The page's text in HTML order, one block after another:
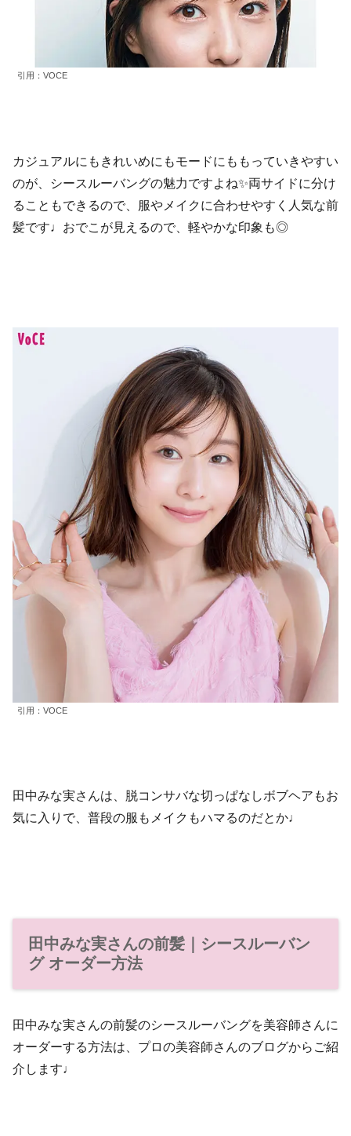
引用：VOCE
カジュアルにもきれいめにもモードにももっていきやすい
のが、シースルーバングの魅力ですよね✨両サイドに分け
ることもできるので、服やメイクに合わせやすく人気な前
髪です♩おでこが見えるので、軽やかな印象も◎
引用：VOCE
田中みな実さんは、脱コンサバな切っぱなしボブヘアもお
気に入りで、普段の服もメイクもハマるのだとか♩
田中みな実さんの前髪｜シースルーバン
グ オーダー方法
田中みな実さんの前髪のシースルーバングを美容師さんに
オーダーする方法は、プロの美容師さんのブログからご紹
介します♩